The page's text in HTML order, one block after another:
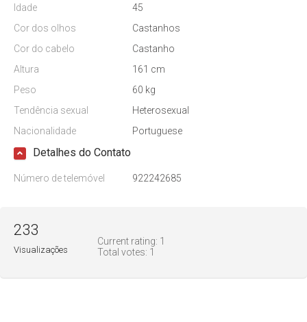
Idade
45
Cor dos olhos
Castanhos
Cor do cabelo
Castanho
Altura
161 cm
Peso
60 kg
Tendência sexual
Heterosexual
Nacionalidade
Portuguese
Detalhes do Contato
Número de telemóvel 922242685
Current rating: 1
Total votes: 1
233
Visualizações